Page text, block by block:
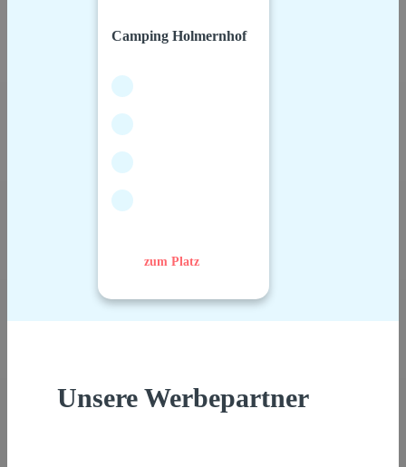
Camping Holmernhof
zum Platz
Unsere Werbepartner